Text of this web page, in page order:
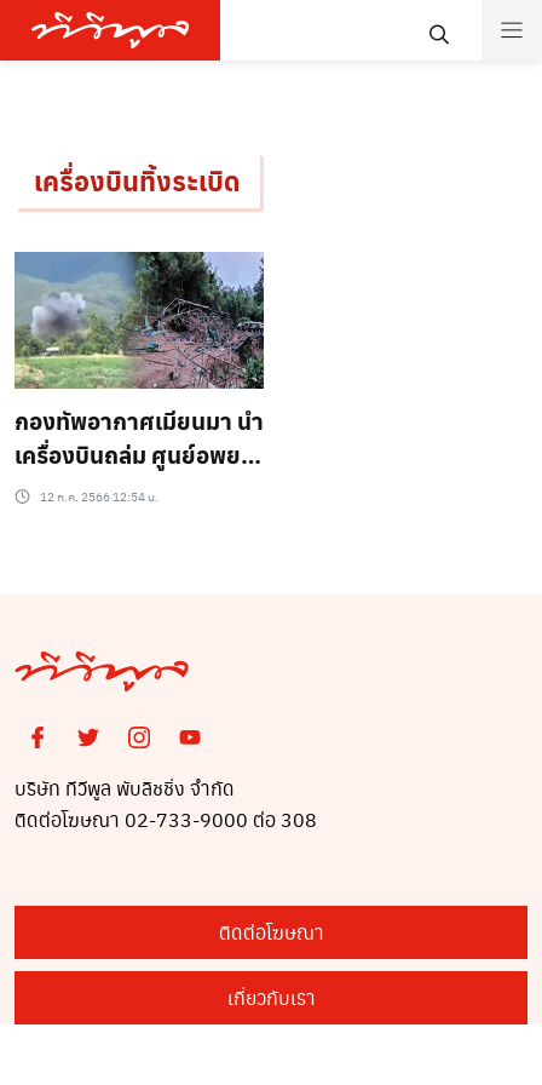
เครื่องบินทิ้งระเบิด
กองทัพอากาศเมียนมา นำ
เครื่องบินถล่ม ศูนย์อพยพ
ชาวกะเหรี่ยง
12 ก.ค. 2566 12:54 น.
บริษัท ทีวีพูล พับลิชชิ่ง จำกัด
ติดต่อโฆษณา 02-733-9000 ต่อ 308
ติดต่อโฆษณา
เกี่ยวกับเรา